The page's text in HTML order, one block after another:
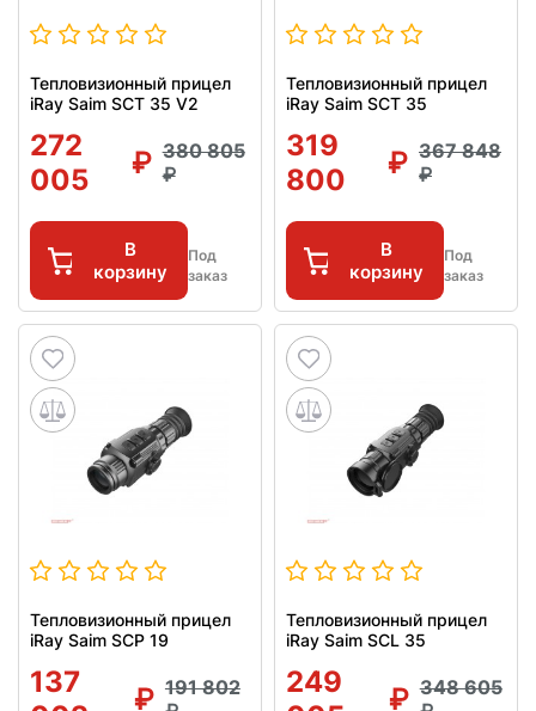
Тепловизионный прицел
iRay Saim SCT 35 V2
272
005
380 805
В
корзину
Под
заказ
Тепловизионный прицел
iRay Saim SCT 35
319
800
367 848
В
корзину
Под
заказ
Тепловизионный прицел
iRay Saim SCP 19
137
191 802
Тепловизионный прицел
iRay Saim SCL 35
249
348 605